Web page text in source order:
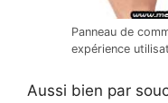
Panneau de
expérience
Aussi bien par